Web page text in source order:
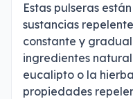
Estas pulseras
sustancias
constante y
ingredientes
eucalipto o la
propiedades